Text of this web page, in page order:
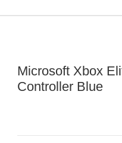
Microsoft Xbox
Controller Blue